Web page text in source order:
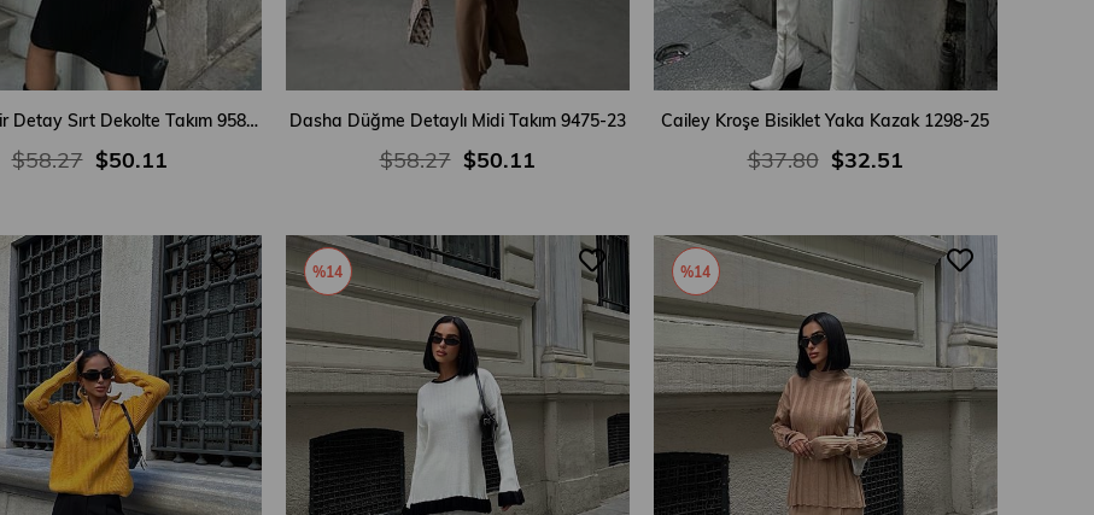
Vinca Zincir Detay Sırt Dekolte Takım 9580-01
$50.11
$58.27
Dasha Düğme Detaylı Midi Takım 9475-23
$50.11
$58.27
Cailey Kroşe Bisiklet Yaka Kazak 1298-25
$32.51
$37.80
%14 %14